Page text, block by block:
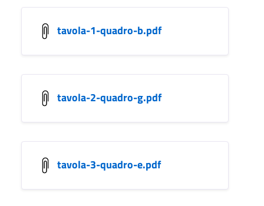
tavola-1-quadro-b.pdf
tavola-2-quadro-g.pdf
tavola-3-quadro-e.pdf